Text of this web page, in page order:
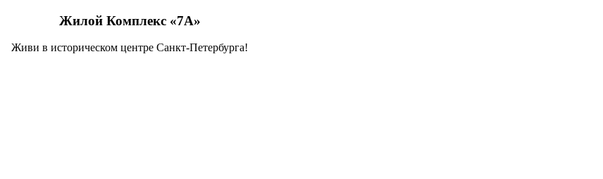
Жилой Комплекс «7А»
Живи в историческом центре Санкт-Петербурга!